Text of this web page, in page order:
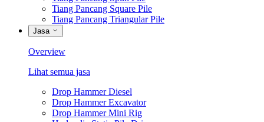
Tiang Pancang Square Pile
Tiang Pancang Triangular Pile
Jasa
Overview
Lihat semua jasa
Drop Hammer Diesel
Drop Hammer Excavator
Drop Hammer Mini Rig